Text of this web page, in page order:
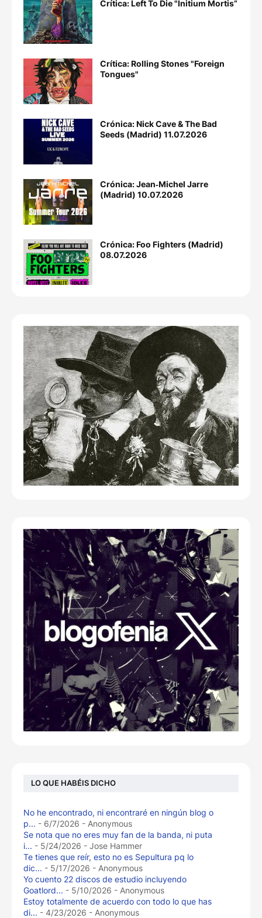
Crítica: Left To Die "Initium Mortis”
Crítica: Rolling Stones "Foreign
Tongues"
Crónica: Nick Cave & The Bad
Seeds (Madrid) 11.07.2026
Crónica: Jean‐Michel Jarre
(Madrid) 10.07.2026
Crónica: Foo Fighters (Madrid)
08.07.2026
LO QUE HABÉIS DICHO
No he encontrado, ni encontraré en ningún blog o
p... - 6/7/2026 - Anonymous
Se nota que no eres muy fan de la banda, ni puta
i... - 5/24/2026 - Jose Hammer
Te tienes que reír, esto no es Sepultura pq lo
dic... - 5/17/2026 - Anonymous
Yo cuento 22 discos de estudio incluyendo
Goatlord... - 5/10/2026 - Anonymous
Estoy totalmente de acuerdo con todo lo que has
di... - 4/23/2026 - Anonymous